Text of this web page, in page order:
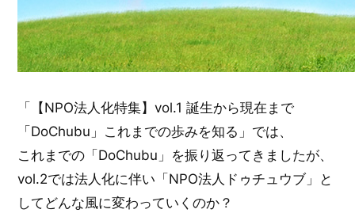
「【NPO法人化特集】vol.1 誕生から現在まで
「DoChubu」これまでの歩みを知る」では、
これまでの「DoChubu」を振り返ってきましたが、
vol.2では法人化に伴い「NPO法人ドゥチュウブ」と
してどんな風に変わっていくのか？